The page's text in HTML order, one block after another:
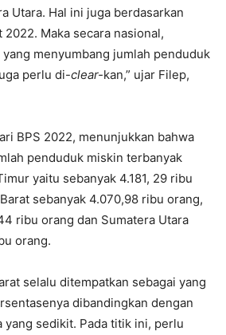
Utara. Hal ini juga berdasarkan
2022. Maka secara nasional,
menyumbang jumlah penduduk
perlu di-clear-kan,” ujar Filep,
BPS 2022, menunjukkan bahwa
penduduk miskin terbanyak
yaitu sebanyak 4.181, 29 ribu
sebanyak 4.070,98 ribu orang,
ribu orang dan Sumatera Utara
orang.
selalu ditempatkan sebagai yang
dibandingkan dengan
yang sedikit. Pada titik ini, perlu